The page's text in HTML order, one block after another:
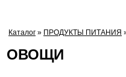
Каталог » ПРОДУКТЫ ПИТАНИЯ
ОВОЩИ